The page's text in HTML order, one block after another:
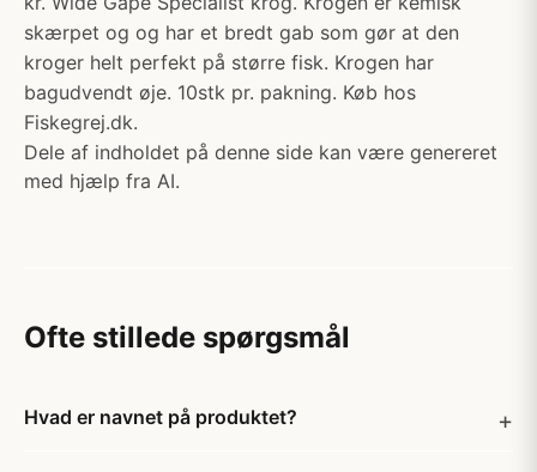
skærpet og og har et bredt gab som gør at den
kroger helt perfekt på større fisk. Krogen har
bagudvendt øje. 10stk pr. pakning. Køb hos
Fiskegrej.dk.
Dele af indholdet på denne side kan være genereret
med hjælp fra AI.
Ofte stillede spørgsmål
Hvad er navnet på produktet?